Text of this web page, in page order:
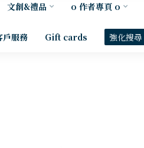
文創&禮品 o 作者專頁 o
戶服務 Gift cards 強化搜尋